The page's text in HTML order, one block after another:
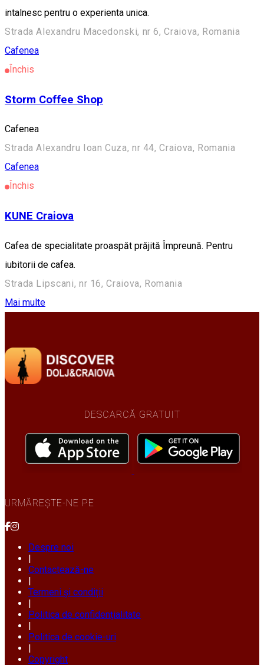
intalnesc pentru o experienta unica.
Strada Alexandru Macedonski, nr 6, Craiova, Romania
Cafenea
Închis
Storm Coffee Shop
Cafenea
Strada Alexandru Ioan Cuza, nr 44, Craiova, Romania
Cafenea
Închis
KUNE Craiova
Cafea de specialitate proaspăt prăjită Împreună. Pentru
iubitorii de cafea.
Strada Lipscani, nr 16, Craiova, Romania
Mai multe
DESCARCĂ GRATUIT
URMĂREȘTE-NE PE
Despre noi
Contactează-ne
Termeni și condiții
Politica de confidențialitate
Politica de cookie-uri
Copyright